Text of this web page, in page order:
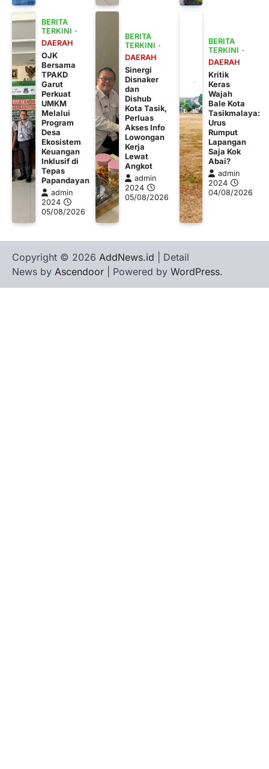
BERITA
TERKINI
DAERAH
OJK
Bersama
TPAKD
Garut
Perkuat
UMKM
Melalui
Program
Desa
Ekosistem
Keuangan
Inklusif di
Tepas
Papandayan
admin
2024
05/08/2026
BERITA
TERKINI
DAERAH
Sinergi
Disnaker
dan
Dishub
Kota Tasik,
Perluas
Akses Info
Lowongan
Kerja
Lewat
Angkot
admin
2024
05/08/2026
BERITA
TERKINI
DAERAH
Kritik
Keras
Wajah
Bale Kota
Tasikmalaya:
Urus
Rumput
Lapangan
Saja Kok
Abai?
admin
2024
04/08/2026
Copyright © 2026 AddNews.id | Detail
News by Ascendoor | Powered by WordPress.